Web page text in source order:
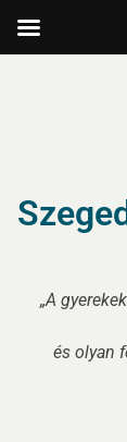
„A
és olyan